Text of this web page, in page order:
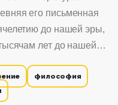
его письменная
до нашей эры,
лет до нашей
описывает
Гильгамеш,
в земле шумеров в
философия